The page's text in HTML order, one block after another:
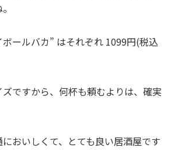
ールバカ” はそれぞれ 1099円(税込
ですから、何杯も頼むよりは、確実
おいしくて、とても良い居酒屋です